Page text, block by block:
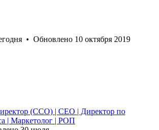
• Обновлено 10 октября 2019
(CCO) | СЕО | Директор по
| Маркетолог | РОП